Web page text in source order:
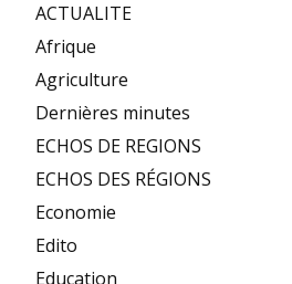
ACTUALITE
Afrique
Agriculture
Dernières minutes
ECHOS DE REGIONS
ECHOS DES RÉGIONS
Economie
Edito
Education